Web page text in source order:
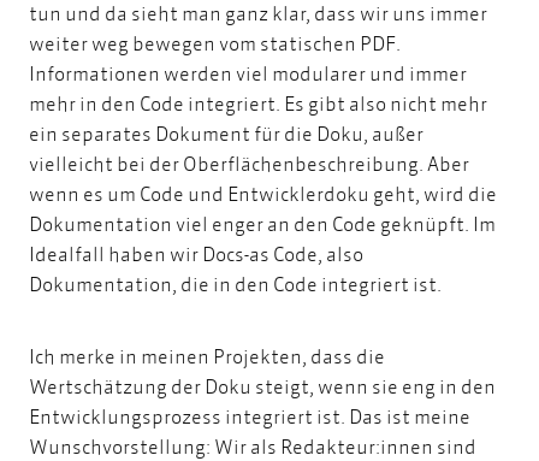
tun und da sieht man ganz klar, dass wir uns immer
weiter weg bewegen vom statischen PDF.
Informationen werden viel modularer und immer
mehr in den Code integriert. Es gibt also nicht mehr
ein separates Dokument für die Doku, außer
vielleicht bei der Oberflächenbeschreibung. Aber
wenn es um Code und Entwicklerdoku geht, wird die
Dokumentation viel enger an den Code geknüpft. Im
Idealfall haben wir Docs-as Code , also
Dokumentation, die in den Code integriert ist.
Ich merke in meinen Projekten, dass die
Wertschätzung der Doku steigt, wenn sie eng in den
Entwicklungsprozess integriert ist. Das ist meine
Wunschvorstellung: Wir als Redakteur:innen sind